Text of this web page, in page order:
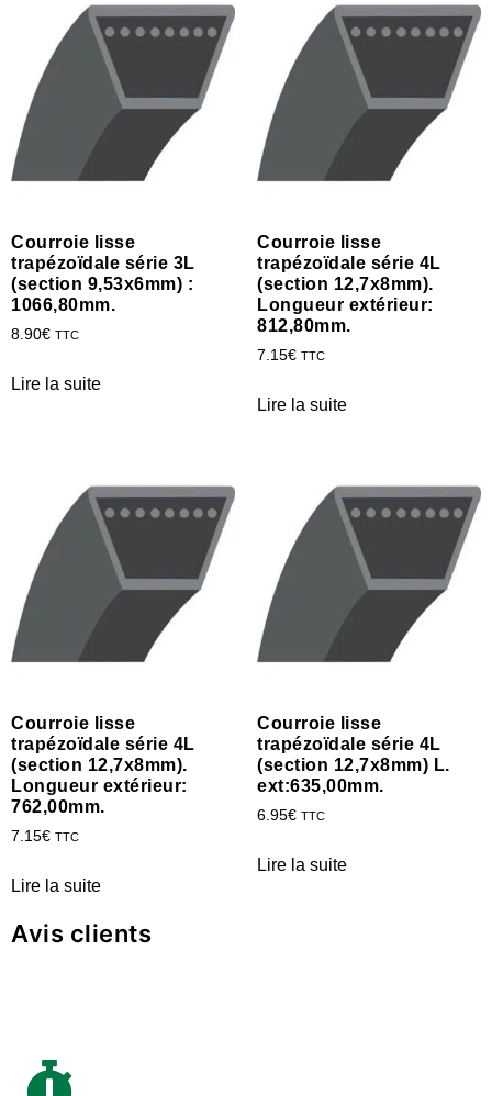
Courroie lisse
trapézoïdale série 3L
(section 9,53x6mm) :
1066,80mm.
8.90€ TTC
Lire la suite
Courroie lisse
trapézoïdale série 4L
(section 12,7x8mm).
Longueur extérieur:
812,80mm.
7.15€ TTC
Lire la suite
Courroie lisse
trapézoïdale série 4L
(section 12,7x8mm).
Longueur extérieur:
762,00mm.
7.15€ TTC
Lire la suite
Courroie lisse
trapézoïdale série 4L
(section 12,7x8mm) L.
ext:635,00mm.
6.95€ TTC
Lire la suite
Avis clients